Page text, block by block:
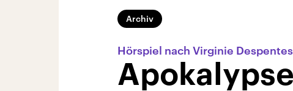
Archiv
Hörspiel nach Virginie Despentes